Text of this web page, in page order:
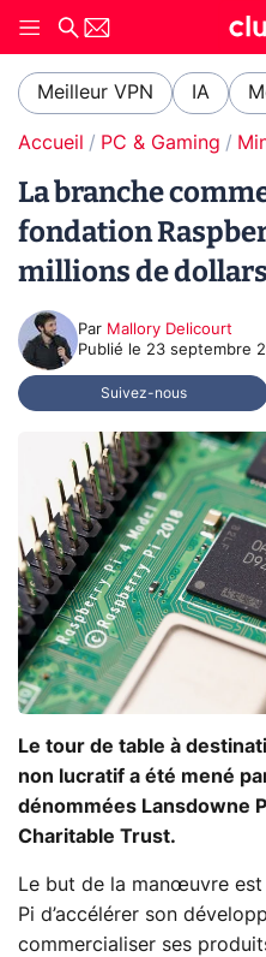
Meilleur VPN IA
Accueil PC & Gaming
La branche
fondation
millions de dollars
Par Mallory Delicourt
Publié le 23 septembre
Suivez-nous
Le tour de table à
non lucratif a été mené
dénommées Lansdowne
Charitable Trust.
Le but de la manœuvre
Pi d’accélérer son
commercialiser ses